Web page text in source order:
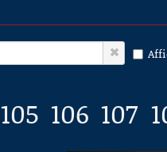
105 106 107